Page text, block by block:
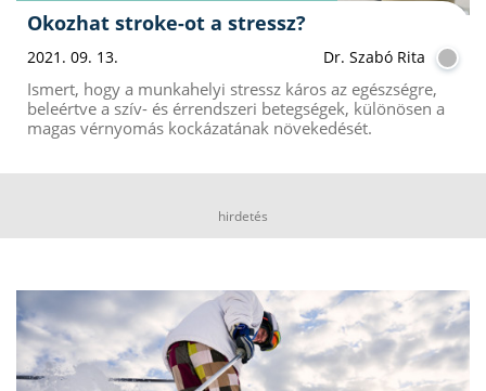
Okozhat stroke-ot a stressz?
2021. 09. 13. Dr. Szabó Rita
Ismert, hogy a munkahelyi stressz káros az egészségre,
beleértve a szív- és érrendszeri betegségek, különösen a
magas vérnyomás kockázatának növekedését.
hirdetés